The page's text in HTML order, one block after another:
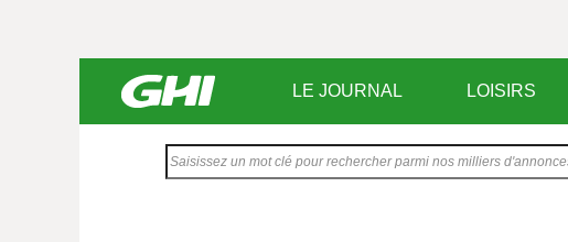
LE JOURNAL LOISIRS